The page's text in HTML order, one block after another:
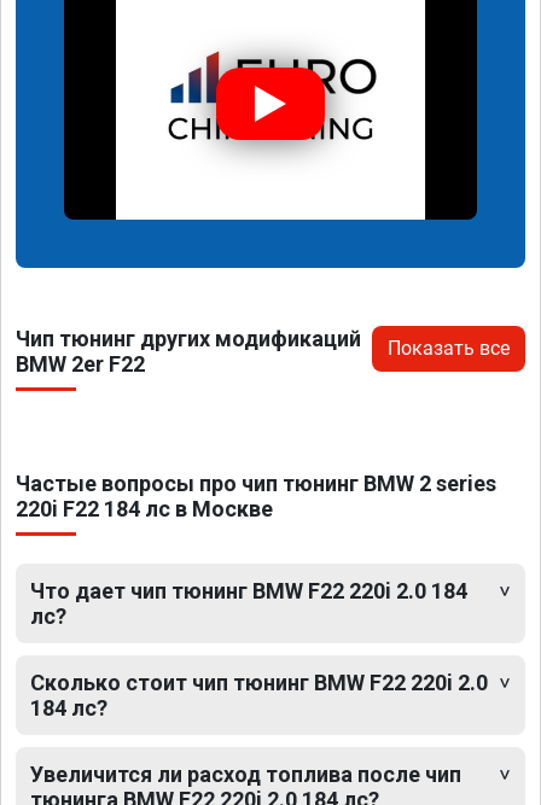
Чип тюнинг других модификаций
BMW 2er F22
Показать все
Частые вопросы про чип тюнинг BMW 2 series
220i F22 184 лс в Москве
Что дает чип тюнинг BMW F22 220i 2.0 184
лс?
Сколько стоит чип тюнинг BMW F22 220i 2.0
184 лс?
Увеличится ли расход топлива после чип
тюнинга BMW F22 220i 2.0 184 лс?